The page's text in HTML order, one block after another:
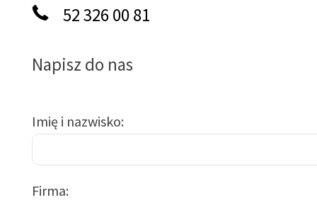
52 326 00 81
Napisz do nas
Imię i nazwisko
Firma